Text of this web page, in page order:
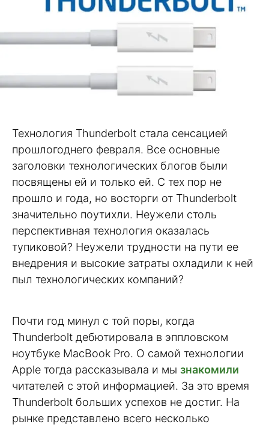
Технология Thunderbolt стала сенсацией
прошлогоднего февраля. Все основные
заголовки технологических блогов были
посвящены ей и только ей. С тех пор не
прошло и года, но восторги от Thunderbolt
значительно поутихли. Неужели столь
перспективная технология оказалась
тупиковой? Неужели трудности на пути ее
внедрения и высокие затраты охладили к ней
пыл технологических компаний?
Почти год минул с той поры, когда
Thunderbolt дебютировала в эппловском
ноутбуке MacBook Pro. О самой технологии
Apple тогда рассказывала и мы знакомили
читателей с этой информацией. За это время
Thunderbolt больших успехов не достиг. На
рынке представлено всего несколько